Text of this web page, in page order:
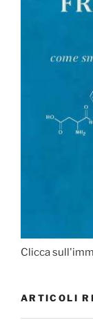
Clicca
ARTICOLI